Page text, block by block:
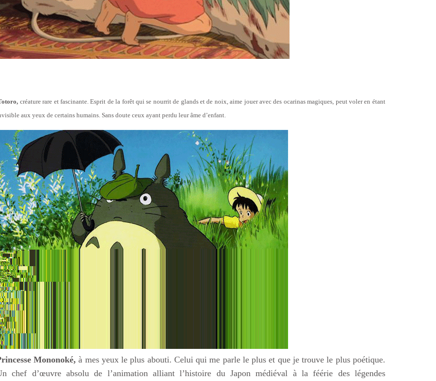
créature rare et fascinante. Esprit de la forêt qui se nourrit de glands et de noix, aime jouer avec des ocarinas magiques, peut voler en étant
aux yeux de certains humains. Sans doute ceux ayant perdu leur âme d’enfant.
Mononoké,à mes yeux le plus abouti. Celui qui me parle le plus et que je trouve le plus poétique.
chef d’œuvre absolu de l’animation alliant l’histoire du Japon médiéval à la féérie des légendes